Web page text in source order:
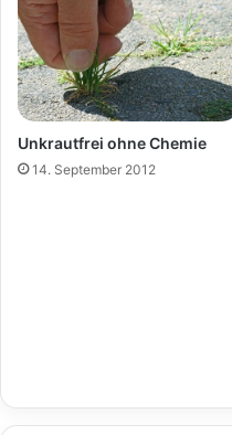
Unkrautfrei ohne Chemie
14. September 2012